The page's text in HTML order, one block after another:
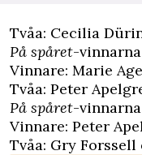
Tvåa: Cecilia
På spåret-
Vinnare: Marie
Tvåa: Peter
På spåret-
Vinnare: Peter
Tvåa: Gry Forssell